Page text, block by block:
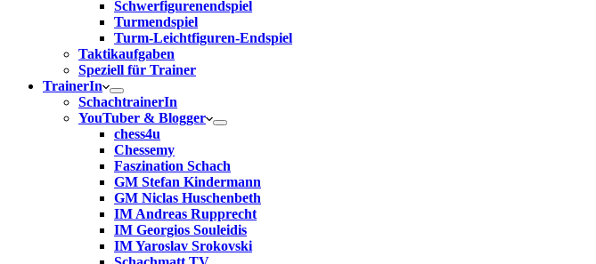
Schwerfigurenendspiel
Turmendspiel
Turm-Leichtfiguren-Endspiel
Taktikaufgaben
Speziell für Trainer
TrainerIn
SchachtrainerIn
YouTuber & Blogger
chess4u
Chessemy
Faszination Schach
GM Stefan Kindermann
GM Niclas Huschenbeth
IM Andreas Rupprecht
IM Georgios Souleidis
IM Yaroslav Srokovski